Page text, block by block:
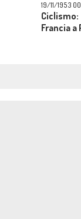
19/11/1953
Francia a